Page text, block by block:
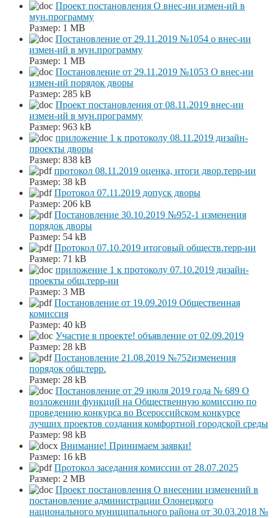
Проект постановления О внес-ии измен-ий в
мун.программу
Размер: 1 MB
Постановление от 29.11.2019 №1054 о внес-ии
измен-ий в мун.программу
Размер: 1 MB
Постановление от 29.11.2019 №1053 О внес-ии
измен-ий порядок дворы
Размер: 285 kB
Проект постановления от 08.11.2019 внес-ии
измен-ий в мун.программу
Размер: 963 kB
приложение 1 к протоколу 08.11.2019 дизайн-
проекты дворы
Размер: 838 kB
протокол 08.11.2019 оценка, итоги двор.терр-ии
Размер: 38 kB
Протокол 07.11.2019 допуск дворы
Размер: 206 kB
Постановление 30.10.2019 №952-1 изменения
порядок дворы
Размер: 54 kB
Протокол 07.10.2019 итоговый обществ.терр-ии
Размер: 71 kB
приложение 1 к протоколу 07.10.2019 дизайн-
проекты общ.терр-ии
Размер: 3 MB
Постановление от 19.09.2019 Общественная
комиссия
Размер: 40 kB
Участие в проекте! объявление от 02.09.2019
Размер: 28 kB
Постановление 21.08.2019 №752изменения
порядок общ.терр.
Размер: 28 kB
Постановление от 29 июля 2019 года № 689 О
возложении функций на Общественную комиссию по
проведению конкурса во Всероссийском конкурсе
лучших проектов создания комфортной городской среды
Размер: 98 kB
Внимание! Принимаем заявки!
Размер: 16 kB
Протокол заседания комиссии от 28.07.2025
Размер: 2 MB
Проект постановления О внесении изменений в
постановление администрации Олонецкого
национального муниципального района от 30.03.2018 №